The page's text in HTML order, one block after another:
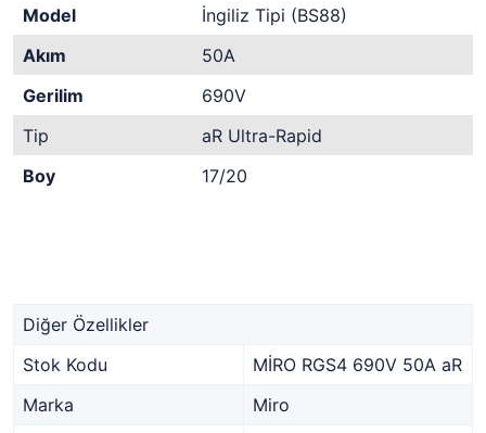
Model
İngiliz Tipi (BS88)
Akım
50A
Gerilim
690V
Tip
aR Ultra-Rapid
Boy
17/20
Diğer Özellikler
Stok Kodu
MİRO RGS4 690V 50A aR
Marka
Miro